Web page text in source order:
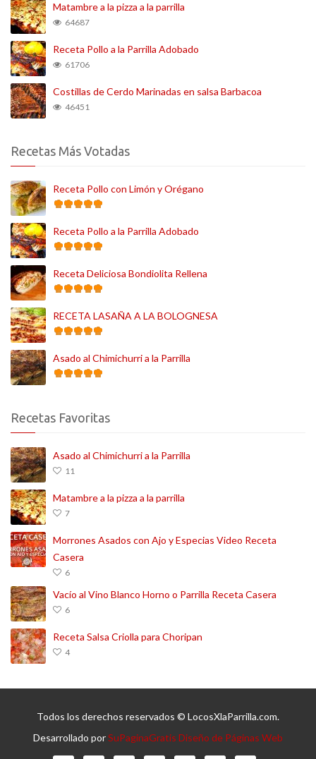
Matambre a la pizza a la parrilla
64687
Receta Pollo a la Parrilla Adobado
61706
Costillas de Cerdo Marinadas en salsa Barbacoa
46451
Recetas Más Votadas
Receta Pollo con Limón y Orégano
Receta Pollo a la Parrilla Adobado
Receta Deliciosa Bondiolita Rellena
RECETA LASAÑA A LA BOLOGNESA
Asado al Chimichurri a la Parrilla
Recetas Favoritas
Asado al Chimichurri a la Parrilla
11
Matambre a la pizza a la parrilla
7
Morrones Asados con Ajo y Especias Video Receta
Casera
6
Vacío al Vino Blanco Horno o Parrilla Receta Casera
6
Receta Salsa Criolla para Choripan
4
Todos los derechos reservados © LocosXlaParrilla.com.
Desarrollado porSuPaginaGratis Diseño de Páginas Web